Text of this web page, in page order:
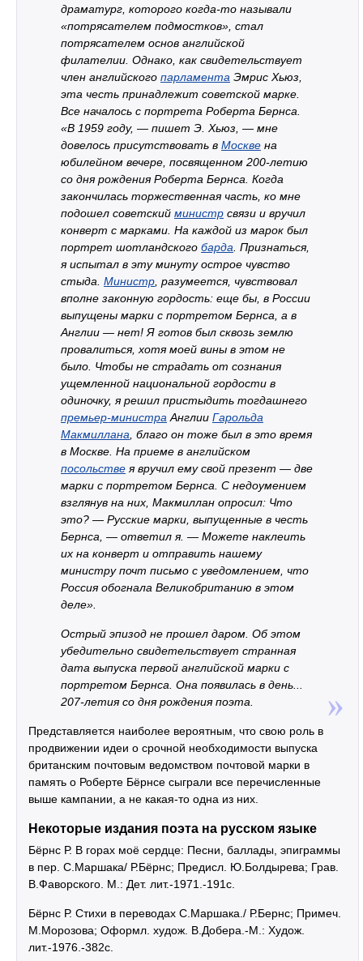
драматург, которого когда-то называли
«потрясателем подмостков», стал
потрясателем основ английской
филателии. Однако, как свидетельствует
член английского парламента Эмрис Хьюз,
эта честь принадлежит советской марке.
Все началось с портрета Роберта Бернса.
«В 1959 году, — пишет Э. Хьюз, — мне
довелось присутствовать в Москве на
юбилейном вечере, посвященном 200-летию
со дня рождения Роберта Бернса. Когда
закончилась торжественная часть, ко мне
подошел советский министр связи и вручил
конверт с марками. На каждой из марок был
портрет шотландского барда . Признаться,
я испытал в эту минуту острое чувство
стыда. Министр , разумеется, чувствовал
вполне законную гордость: еще бы, в России
выпущены марки с портретом Бернса, а в
Англии — нет! Я готов был сквозь землю
провалиться, хотя моей вины в этом не
было. Чтобы не страдать от сознания
ущемленной национальной гордости в
одиночку, я решил пристыдить тогдашнего
премьер-министра Англии Гарольда
Макмиллана , благо он тоже был в это время
в Москве. На приеме в английском
посольстве я вручил ему свой презент — две
марки с портретом Бернса. С недоумением
взглянув на них, Макмиллан опросил: Что
это? — Русские марки, выпущенные в честь
Бернса, — ответил я. — Можете наклеить
их на конверт и отправить нашему
министру почт письмо с уведомлением, что
Россия обогнала Великобританию в этом
деле».
Острый эпизод не прошел даром. Об этом
убедительно свидетельствует странная
дата выпуска первой английской марки с
портретом Бернса. Она появилась в день...
207-летия со дня рождения поэта.
Представляется наиболее вероятным, что свою роль в
продвижении идеи о срочной необходимости выпуска
британским почтовым ведомством почтовой марки в
память о Роберте Бёрнсе сыграли все перечисленные
выше кампании, а не какая-то одна из них.
Некоторые издания поэта на русском языке
Бёрнс Р. В горах моё сердце: Песни, баллады, эпиграммы
в пер. С.Маршака/ Р.Бёрнс; Предисл. Ю.Болдырева; Грав.
В.Фаворского. М.: Дет. лит.-1971.-191с.
Бёрнс Р. Стихи в переводах С.Маршака./ Р.Бернс; Примеч.
М.Морозова; Оформл. худож. В.Добера.-М.: Худож.
лит.-1976.-382с.